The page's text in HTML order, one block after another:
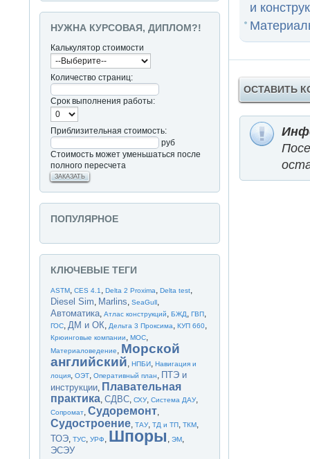
и
ОСТАВИТЬ
НУЖНА КУРСОВАЯ, ДИПЛОМ?!
Калькулятор стоимости
Количество страниц:
Срок выполнения работы:
Приблизительная стоимость:
руб
Стоимость может уменьшаться после
полного пересчета
ЗАКАЗАТЬ
ПОПУЛЯРНОЕ
КЛЮЧЕВЫЕ ТЕГИ
ASTM,CES 4.1 ,Delta 2 Proxima,Delta test,
Diesel Sim, Marlins,SeaGull,
Автоматика,Атлас конструкций,БЖД,ГВП,
ГОС,ДМ и ОК,Дельта 3 Проксима,КУП 660,
Крюинговые компании,МОС,
Материаловедение, Морской
английский,НПБИ,Навигация и
лоция,ОЭТ,Оперативный план, ПТЭ и
инструкции, Плавательная
практика,СДВС,СХУ,Система ДАУ,
Сопромат,Судоремонт,
Судостроение,ТАУ,ТД и ТП,ТКМ,
ТОЭ,ТУС,УРФ, Шпоры ,ЭМ,
ЭСЭУ